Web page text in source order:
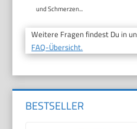
und Schmerzen...
Weitere Fragen findest Du in
FAQ-Übersicht.
BESTSELLER